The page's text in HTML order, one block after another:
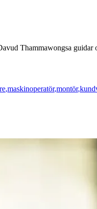
Thammawongsa guidar
maskinoperatör montör